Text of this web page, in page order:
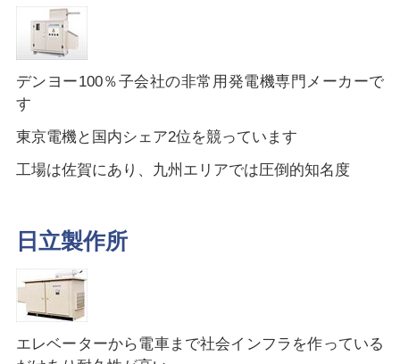
デンヨー100％子会社の非常用発電機専門メーカーで
す
東京電機と国内シェア2位を競っています
工場は佐賀にあり、九州エリアでは圧倒的知名度
日立製作所
エレベーターから電車まで社会インフラを作っている